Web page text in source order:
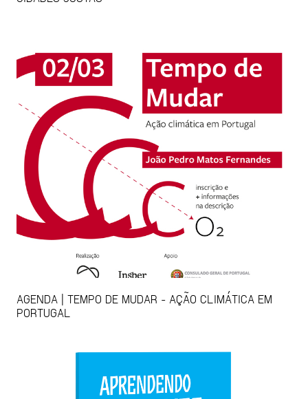
AGENDA | TEMPO DE MUDAR - AÇÃO CLIMÁTICA EM
PORTUGAL